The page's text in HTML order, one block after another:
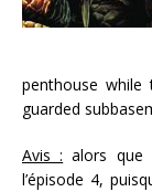
penthouse while
guarded
Avis : alors que
l’épisode 4,